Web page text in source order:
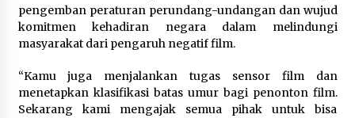
Penanganan Kebakaran Gedung
Dinas Teknis Masuk Tahap Akhir,
Tak Ada Korban Jiwa
8 Agustus 2026
pengemban peraturan perundang-undangan dan wujud
komitmen kehadiran negara dalam melindungi
masyarakat dari pengaruh negatif film.
“Kamu juga menjalankan tugas sensor film dan
menetapkan klasifikasi batas umur bagi penonton film.
Sekarang kami mengajak semua pihak untuk bisa